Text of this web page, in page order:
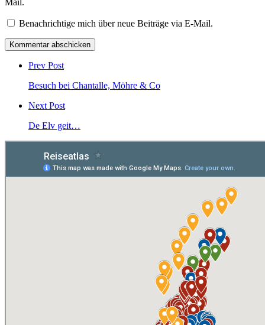
Mail.
Benachrichtige mich über neue Beiträge via E-Mail.
Post
comment
Prev Post
Besuch bei Chantalle, Möhre & Co
Next Post
De Elv geit…